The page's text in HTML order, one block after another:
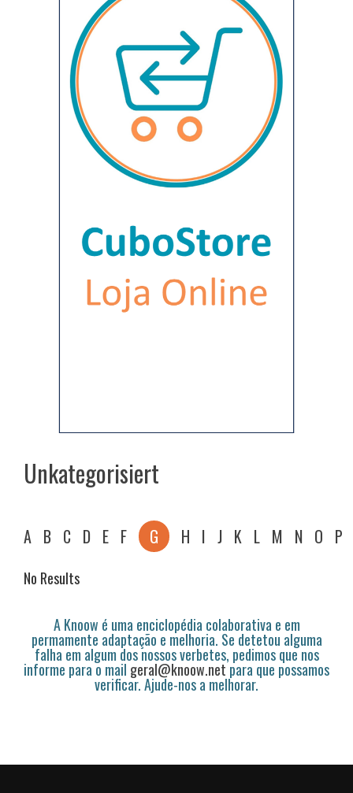
Unkategorisiert
A B C D E F G H I J K L M N O P
No Results
A Knoow é uma enciclopédia colaborativa e em
permamente adaptação e melhoria. Se detetou alguma
falha em algum dos nossos verbetes, pedimos que nos
informe para o mail geral@knoow.netpara que possamos
verificar. Ajude-nos a melhorar.